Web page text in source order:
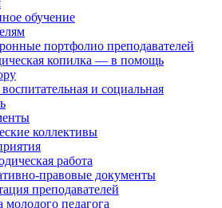
обучение
портфолио преподавателей
копилка — в помощь
и социальная
коллективы
работа
правовые документы
преподавателей
педагога